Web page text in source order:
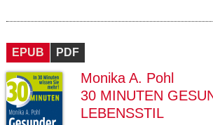
EPUB PDF
Monika A. Pohl
30 MINUTEN
LEBENSSTIL